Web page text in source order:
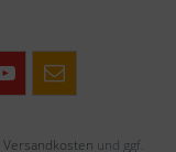
Versandkosten und ggf.